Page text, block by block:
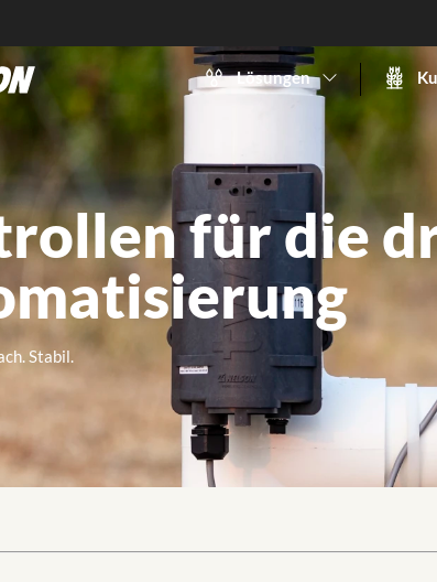
Lösungen
für die
Stabil.